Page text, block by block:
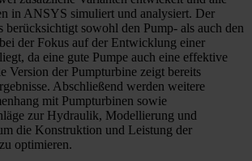
in ANSYS simuliert und analysiert. Der
berücksichtigt sowohl den Pump- als auch den
der Fokus auf der Entwicklung einer
da eine gute Pumpe auch eine effektive
Version der Pumpturbine zeigt bereits
Abschließend werden weitere
mit Pumpturbinen sowie
zur Hydraulik, Modellierung und
die Konstruktion und Leistung der
optimieren.